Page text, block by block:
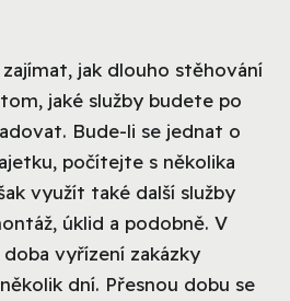
jak dlouho stěhování
jaké služby budete po
Bude-li se jednat o
počítejte s několika
využít také další služby
úklid a podobně. V
vyřízení zakázky
dní. Přesnou dobu se